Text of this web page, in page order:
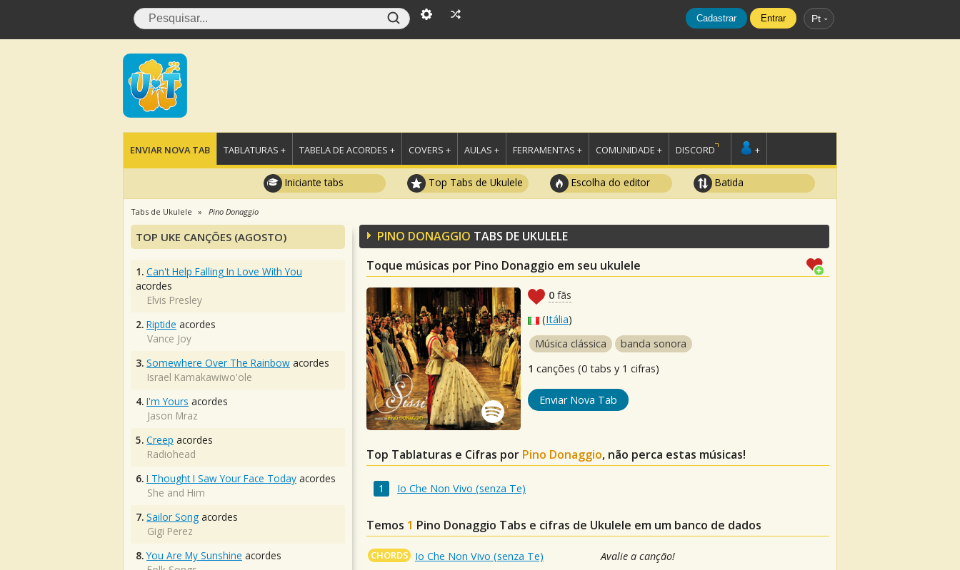
Cadastrar Entrar Pt
ENVIAR NOVA TAB TABLATURAS + TABELA DE ACORDES + COVERS + AULAS + FERRAMENTAS + COMUNIDADE + DISCORD +
Iniciante tabs Top Tabs de Ukulele Escolha do editor Batida
Tabs de Ukulele Pino Donaggio
PINO DONAGGIO TABS DE UKULELE
Toque músicas por Pino Donaggio em seu ukulele
0 fãs
(Itália)
Música clássica
banda sonora
1 canções (0 tabs y 1 cifras)
Enviar Nova Tab
Top Tablaturas e Cifras por Pino Donaggio, não perca estas músicas!
Io Che Non Vivo (senza Te)
Temos 1 Pino Donaggio Tabs e cifras de Ukulele em um banco de dados
CHORDS Io Che Non Vivo (senza Te) Avalie a canção!
TOP UKE CANÇÕES (AGOSTO)
1. Can't Help Falling In Love With You
acordes
Elvis Presley
2. Riptide acordes
Vance Joy
3. Somewhere Over The Rainbow acordes
Israel Kamakawiwo'ole
4. I'm Yours acordes
Jason Mraz
5. Creep acordes
Radiohead
6. I Thought I Saw Your Face Today acordes
She and Him
7. Sailor Song acordes
Gigi Perez
8. You Are My Sunshine acordes